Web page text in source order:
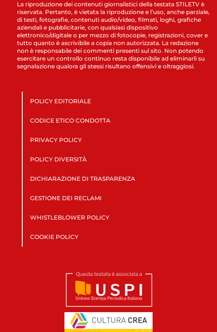
La riproduzione dei contenuti giornalistici della testata STILETV è
riservata. Pertanto, è vietata la riproduzione e l’uso, anche parziale,
di testi, fotografie, contenuti audio/video, filmati, loghi, grafiche
aziendali e pubblicitarie, con qualsiasi dispositivo
elettronico/digitale o per mezzo di fotocopie, registrazioni, cover e
tutto quanto è ascrivibile a copia non autorizzata. La redazione
non è responsabile dei commenti presenti sul sito. Non potendo
esercitare un controllo continuo resta disponibile ad eliminarli su
segnalazione qualora gli stessi risultano offensivi e oltraggiosi.
POLICY EDITORIALE
CODICE ETICO CONDOTTA
PRIVACY POLICY
POLICY DIVERSITÀ
DICHIARAZIONE DI TRASPARENZA
GESTIONE DEI RECLAMI
WHISTLEBLOWER POLICY
COOKIE POLICY